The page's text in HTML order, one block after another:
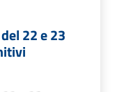
22 e 23